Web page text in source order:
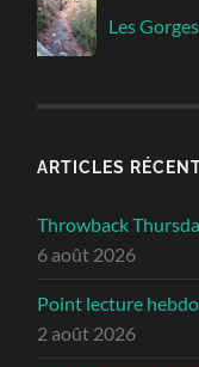
Les
ARTICLES
Throwback
6 août 2026
Point lecture
2 août 2026